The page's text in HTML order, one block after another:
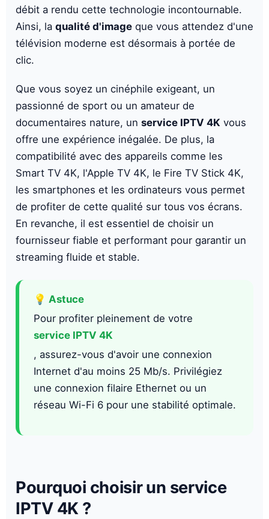
débit a rendu cette technologie incontournable.
Ainsi, la qualité d'image que vous attendez d'une
télévision moderne est désormais à portée de
clic.
Que vous soyez un cinéphile exigeant, un
passionné de sport ou un amateur de
documentaires nature, un service IPTV 4K vous
offre une expérience inégalée. De plus, la
compatibilité avec des appareils comme les
Smart TV 4K, l'Apple TV 4K, le Fire TV Stick 4K,
les smartphones et les ordinateurs vous permet
de profiter de cette qualité sur tous vos écrans.
En revanche, il est essentiel de choisir un
fournisseur fiable et performant pour garantir un
streaming fluide et stable.
💡 Astuce
Pour profiter pleinement de votre
service IPTV 4K
, assurez-vous d'avoir une connexion
Internet d'au moins 25 Mb/s. Privilégiez
une connexion filaire Ethernet ou un
réseau Wi-Fi 6 pour une stabilité optimale.
Pourquoi choisir un service
IPTV 4K ?